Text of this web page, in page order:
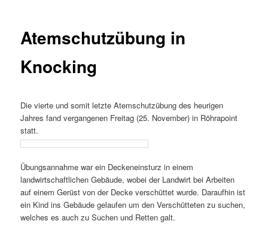
Atemschutzübung in
Knocking
Die vierte und somit letzte Atemschutzübung des heurigen
Jahres fand vergangenen Freitag (25. November) in Röhrapoint
statt.
Übungsannahme war ein Deckeneinsturz in einem
landwirtschaftlichen Gebäude, wobei der Landwirt bei Arbeiten
auf einem Gerüst von der Decke verschüttet wurde. Daraufhin ist
ein Kind ins Gebäude gelaufen um den Verschütteten zu suchen,
welches es auch zu Suchen und Retten galt.